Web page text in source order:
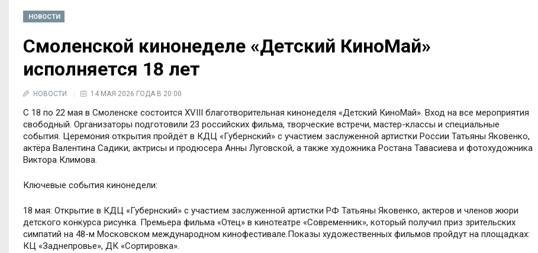
НОВОСТИ
Смоленской кинонеделе «Детский КиноМай»
исполняется 18 лет
НОВОСТИ 14 МАЯ 2026 ГОДА В 20:00
С 18 по 22 мая в Смоленске состоится XVIII благотворительная кинонеделя «Детский КиноМай». Вход на все мероприятия
свободный. Организаторы подготовили 23 российских фильма, творческие встречи, мастер-классы и специальные
события. Церемония открытия пройдёт в КДЦ «Губернский» с участием заслуженной артистки России Татьяны Яковенко,
актёра Валентина Садики, актрисы и продюсера Анны Луговской, а также художника Ростана Тавасиева и фотохудожника
Виктора Климова.
Ключевые события кинонедели:
18 мая: Открытие в КДЦ «Губернский» с участием заслуженной артистки РФ Татьяны Яковенко, актеров и членов жюри
детского конкурса рисунка. Премьера фильма «Отец» в кинотеатре «Современник», который получил приз зрительских
симпатий на 48-м Московском международном кинофестивале.Показы художественных фильмов пройдут на площадках:
КЦ «Заднепровье», ДК «Сортировка».